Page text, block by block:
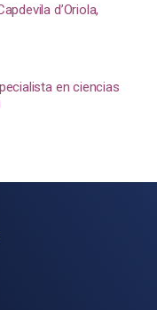
d’Oriola,
en ciencias